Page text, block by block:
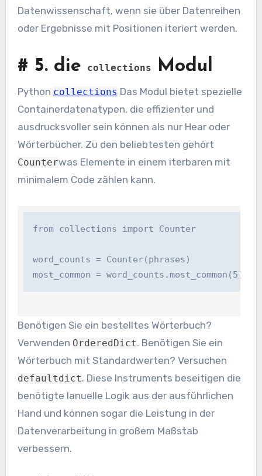
Datenwissenschaft, wenn sie über Datenreihen
oder Ergebnisse mit Positionen iteriert werden.
# 5. die collections Modul
Python collections Das Modul bietet spezielle
Containerdatenatypen, die effizienter und
ausdrucksvoller sein können als nur Hear oder
Wörterbücher. Zu den beliebtesten gehört
Counterwas Elemente in einem iterbaren mit
minimalem Code zählen kann.
from collections import Counter
word_counts = Counter(phrases)
most_common = word_counts.most_common(5)
Benötigen Sie ein bestelltes Wörterbuch?
Verwenden OrderedDict. Benötigen Sie ein
Wörterbuch mit Standardwerten? Versuchen
defaultdict. Diese Instruments beseitigen die
benötigte lanuelle Logik aus der ausführlichen
Hand und können sogar die Leistung in der
Datenverarbeitung in großem Maßstab
verbessern.